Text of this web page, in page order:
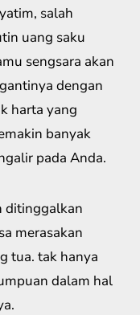
salah
uang saku
sengsara akan
dengan
harta yang
banyak
pada Anda.
ditinggalkan
merasakan
tua. tak hanya
dalam hal